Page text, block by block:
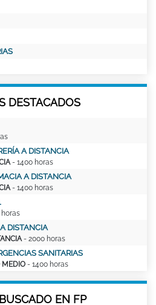
DESTACADOS
A DISTANCIA
- 1400 horas
A DISTANCIA
- 1400 horas
DISTANCIA
- 2000 horas
SANITARIAS
MEDIO - 1400 horas
EN FP